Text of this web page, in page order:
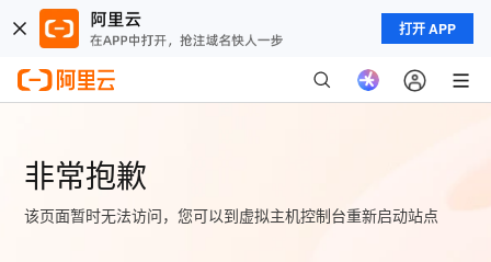
打开 APP
非常抱歉
该页面暂时无法访问，您可以到虚拟主机控制台重新启动站点